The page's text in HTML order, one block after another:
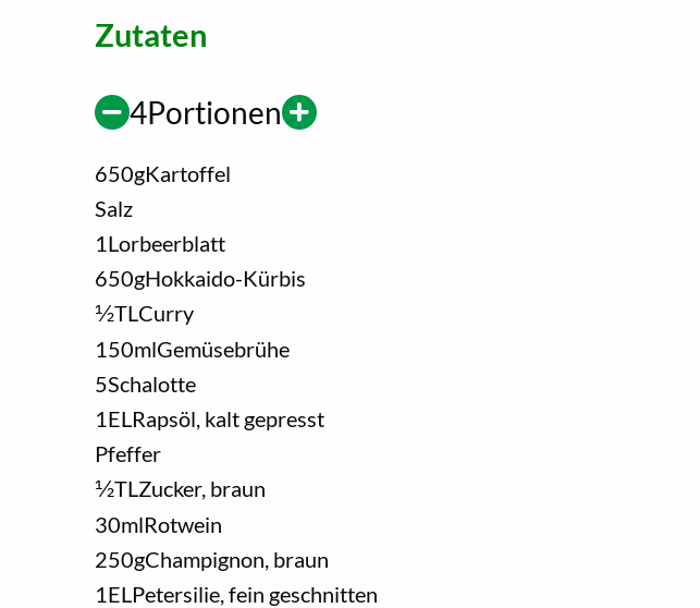
Zutaten
4Portionen
650gKartoffel
Salz
1 Lorbeerblatt
650gHokkaido-Kürbis
1/2TL Curry
150mlGemüsebrühe
5Schalotte
1 EL Rapsöl, kalt gepresst
Pfeffer
1/2TL Zucker, braun
30mlRotwein
250gChampignon, braun
1 EL Petersilie, fein geschnitten